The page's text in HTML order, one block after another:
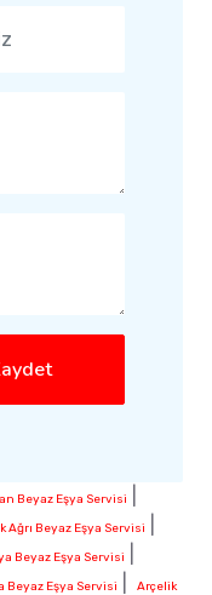
Beyaz Eşya Servisi
Ağrı Beyaz Eşya Servisi
Beyaz Eşya Servisi
Beyaz Eşya Servisi
Arçelik